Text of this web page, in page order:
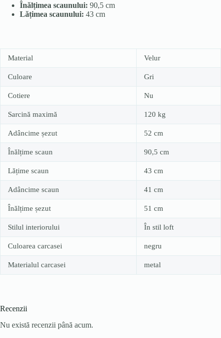
Înălțimea scaunului: 90,5 cm
Lățimea scaunului: 43 cm
Material Velur
Culoare Gri
Cotiere Nu
Sarcină maximă 120 kg
Adâncime șezut 52 cm
Înălțime scaun 90,5 cm
Lățime scaun 43 cm
Adâncime scaun 41 cm
Înălțime șezut 51 cm
Stilul interiorului În stil loft
Culoarea carcasei negru
Materialul carcasei metal
Recenzii
Nu există recenzii până acum.